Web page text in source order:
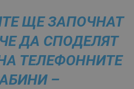
ЩЕ ЗАПОЧНАТ
ДА СПОДЕЛЯТ
ТЕЛЕФОННИТЕ
–